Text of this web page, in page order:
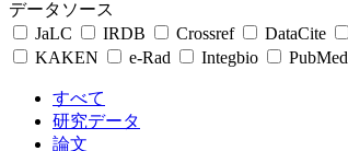
データソース
JaLC
IRDB Crossref DataCite
KAKEN
e-Rad Integbio PubMed
すべて
研究データ
論文